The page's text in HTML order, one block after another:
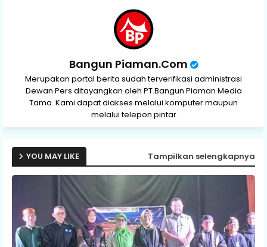
Bangun Piaman.Com
Merupakan portal berita sudah terverifikasi administrasi
Dewan Pers ditayangkan oleh PT.Bangun Piaman Media
Tama. Kami dapat diakses melalui komputer maupun
melalui telepon pintar
YOU MAY LIKE Tampilkan selengkapnya